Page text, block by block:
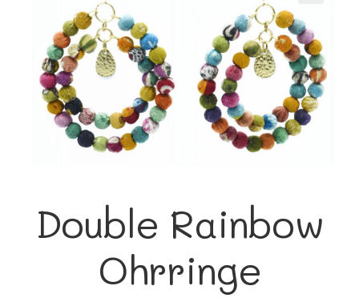
Double Rainbow
Ohrringe